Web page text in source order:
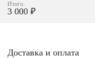
Итого:
3 000 ₽
Доставка и оплата